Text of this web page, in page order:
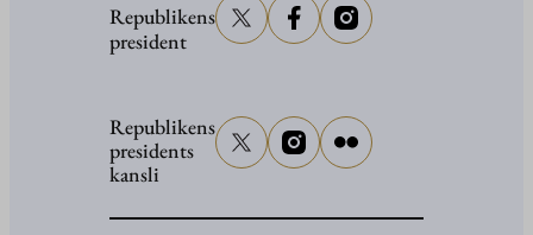
Republikens
president
Republikens
presidents
kansli